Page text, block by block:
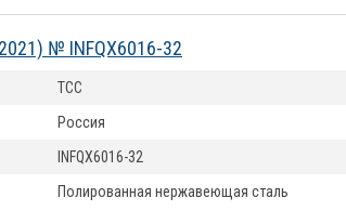
№ INFQX6016-32
ТСС
Россия
INFQX6016-32
Полированная нержавеющая сталь